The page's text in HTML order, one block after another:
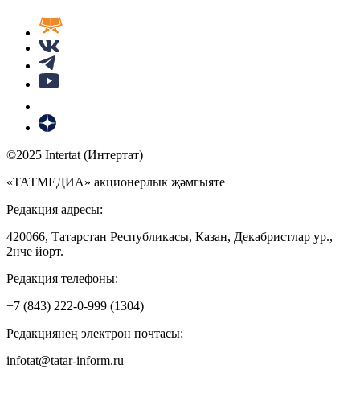
©2025 Intertat (Интертат)
«ТАТМЕДИА» акционерлык җәмгыяте
Редакция адресы:
420066, Татарстан Республикасы, Казан, Декабристлар ур.,
2нче йорт.
Редакция телефоны:
+7 (843) 222-0-999 (1304)
Редакциянең электрон почтасы:
infotat@tatar-inform.ru